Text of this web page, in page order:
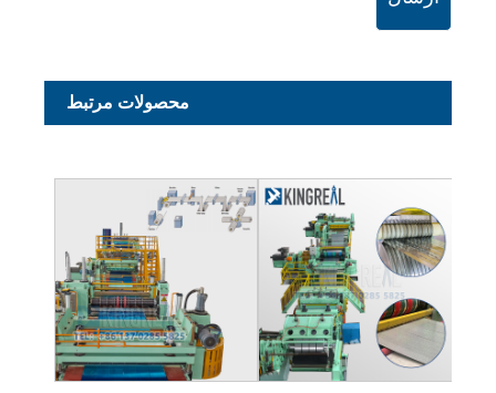
محصولات مرتبط